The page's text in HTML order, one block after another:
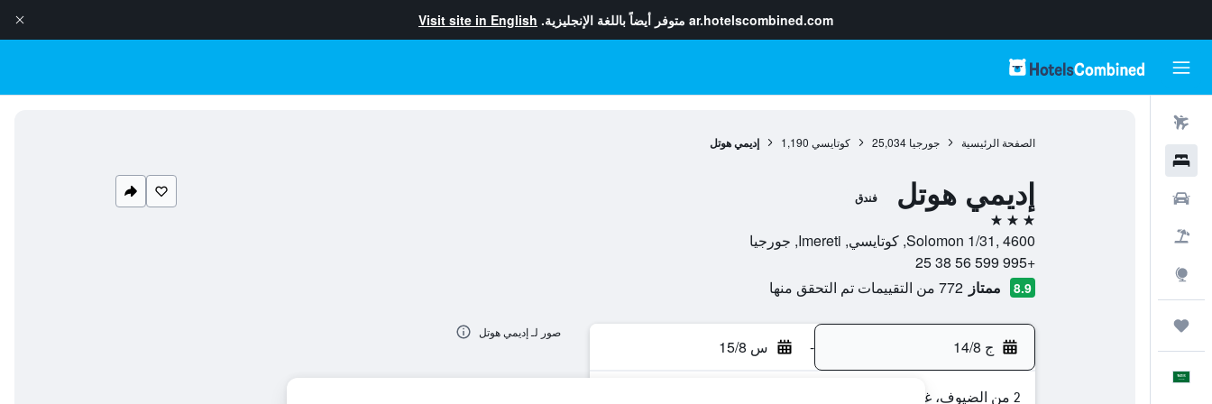
ar.hotelscombined.com متوفر أيضاً باللغة الإنجليزية. Visit site in English
الصفحة الرئيسية جورجيا 25,034 كوتايسي 1,190 إديمي هوتل
إديمي هوتل فندق
3 نجوم
Solomon 1/31, 4600, كوتايسي, Imereti, جورجيا
+995 599 56 38 25
8.9 ممتاز 772 من التقييمات تم التحقق منها
ج 14/8 - س 15/8
2 من الضيوف، غرفة واحدة
صور لـ إديمي هوتل